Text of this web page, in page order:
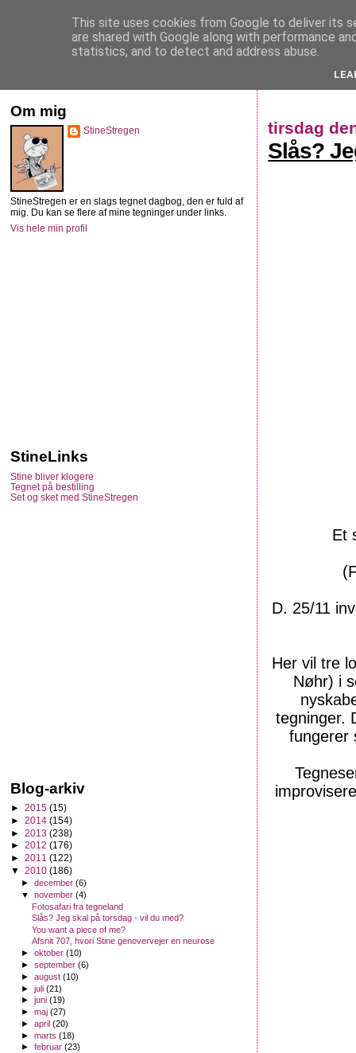
StineStregen
tirsdag
Slås?
Et
D. 25/11
Her vil tre
Nøhr) i
tegninger.
fungerer
Om mig
StineStregen
StineStregen er en slags tegnet dagbog, den er fuld af
mig. Du kan se flere af mine tegninger under links.
Vis hele min profil
StineLinks
Stine bliver klogere
Tegnet på bestilling
Set og sket med StineStregen
Blog-arkiv
► 2015 (15)
► 2014 (154)
► 2013 (238)
► 2012 (176)
► 2011 (122)
▼ 2010 (186)
►december(6)
▼november(4)
Fotosafari fra tegneland
Slås? Jeg skal på torsdag - vil du med?
You want a piece of me?
Afsnit 707, hvori Stine genovervejer en neurose
►oktober(10)
►september(6)
►august(10)
►juli(21)
►juni(19)
►maj(27)
►april(20)
►marts(18)
►februar(23)
This site uses cookies from Google to deliver its
are shared with Google along with performance
statistics, and to detect and address abuse.